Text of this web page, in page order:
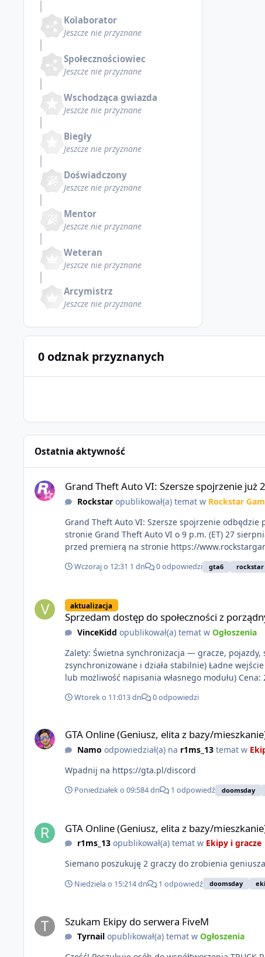
Kolaborator
Jeszcze nie przyznane
Społecznościowiec
Jeszcze nie przyznane
Wschodząca gwiazda
Jeszcze nie przyznane
Biegły
Jeszcze nie przyznane
Doświadczony
Jeszcze nie przyznane
Mentor
Jeszcze nie przyznane
Weteran
Jeszcze nie przyznane
Arcymistrz
Jeszcze nie przyznane
0 odznak przyznanych
Ostatnia aktywność
Grand Theft Auto VI: Szersze spojrzenie już
Rockstaropublikował(a) temat w Rockstar
Grand Theft Auto VI: Szersze spojrzenie odbędzie
stronie Grand Theft Auto VI o 9 p.m. (ET) 27
przed premierą na stronie https://
Wczoraj o 12:31 1 dn 0 odpowiedzi gta6 rockstar
aktualizacja
Sprzedam dostęp do społeczności z
VinceKidd opublikował(a) temat w Ogłoszenia
Zalety: Świetna synchronizacja — gracze,
zsynchronizowane i działa stabilnie) Ładne
lub
Wtorek o 11:013 dn 0 odpowiedzi
GTA Online (Geniusz, elita z bazy/
Namo odpowiedział(a) na r1ms_13temat w
Wpadnij na https://gta.pl/discord
Poniedziałek o 09:584 dn 1 odpowiedź doomsday
GTA Online (Geniusz, elita z bazy/
r1ms_13opublikował(a) temat w Ekipy i gracze
Siemano poszukuję 2 graczy do zrobienia
Niedziela o 15:214 dn 1 odpowiedź doomsday
Szukam Ekipy do serwera FiveM
Tyrnailopublikował(a) temat w Ogłoszenia